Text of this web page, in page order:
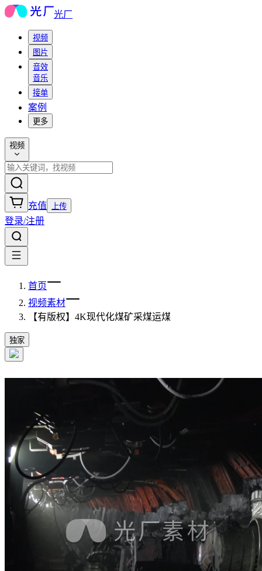
光厂
视频
图片
音效
音乐
接单
案例
更多
视频
充值 上传
登录/注册
首页
视频素材
【有版权】4K现代化煤矿采煤运煤
独家